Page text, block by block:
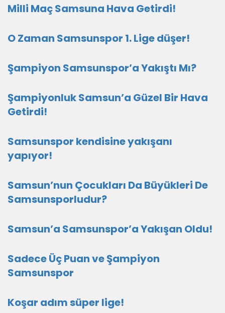
Milli Maç Samsuna Hava Getirdi!
O Zaman Samsunspor 1. Lige düşer!
Şampiyon Samsunspor’a Yakıştı Mı?
Şampiyonluk Samsun’a Güzel Bir Hava
Getirdi!
Samsunspor kendisine yakışanı
yapıyor!
Samsun’nun Çocukları Da Büyükleri De
Samsunsporludur?
Samsun’a Samsunspor’a Yakışan Oldu!
Sadece Üç Puan ve Şampiyon
Samsunspor
Koşar adım süper lige!